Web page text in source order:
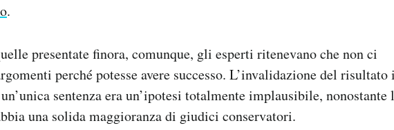
.
presentate finora, comunque, gli esperti ritenevano che non ci
perché potesse avere successo. L’invalidazione del risultato
sentenza era un’ipotesi totalmente implausibile, nonostante
una solida maggioranza di giudici conservatori.